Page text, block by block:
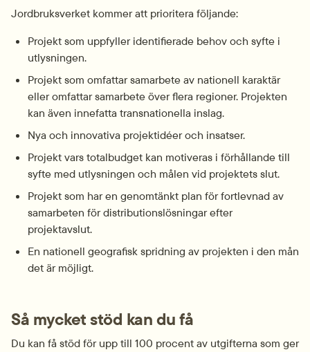
Jordbruksverket kommer att prioritera följande:
Projekt som uppfyller identifierade behov och syfte i
utlysningen.
Projekt som omfattar samarbete av nationell karaktär
eller omfattar samarbete över flera regioner. Projekten
kan även innefatta transnationella inslag.
Nya och innovativa projektidéer och insatser.
Projekt vars totalbudget kan motiveras i förhållande till
syfte med utlysningen och målen vid projektets slut.
Projekt som har en genomtänkt plan för fortlevnad av
samarbeten för distributionslösningar efter
projektavslut.
En nationell geografisk spridning av projekten i den mån
det är möjligt.
Så mycket stöd kan du få
Du kan få stöd för upp till 100 procent av utgifterna som ger